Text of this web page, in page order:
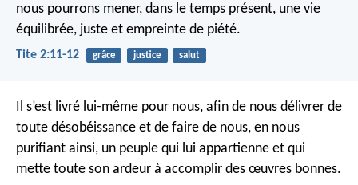
nous pourrons mener, dans le temps présent, une vie
équilibrée, juste et empreinte de piété.
Tite 2:11-12 grâce justice salut
Il s’est livré lui-même pour nous, afin de nous délivrer de
toute désobéissance et de faire de nous, en nous
purifiant ainsi, un peuple qui lui appartienne et qui
mette toute son ardeur à accomplir des œuvres bonnes.